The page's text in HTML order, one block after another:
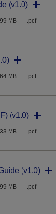
(v1.0)
MB .pdf
MB .pdf
(v1.0)
MB .pdf
(v1.0)
MB .pdf